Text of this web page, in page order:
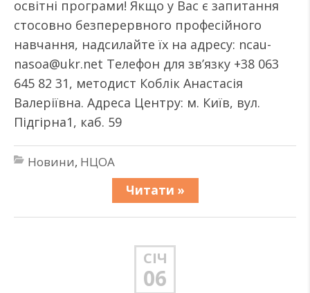
освітні програми! Якщо у Вас є запитання
стосовно безперервного професійного
навчання, надсилайте їх на адресу: ncau-
nasoa@ukr.net Телефон для зв’язку +38 063
645 82 31, методист Коблік Анастасія
Валеріївна. Адреса Центру: м. Київ, вул.
Підгірна1, каб. 59
Новини, НЦОА
Читати »
СІЧ
06